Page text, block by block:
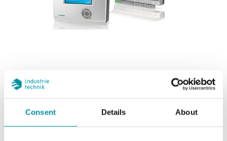
Consent Details About
I nuovi potenti modelli
EXOcompact